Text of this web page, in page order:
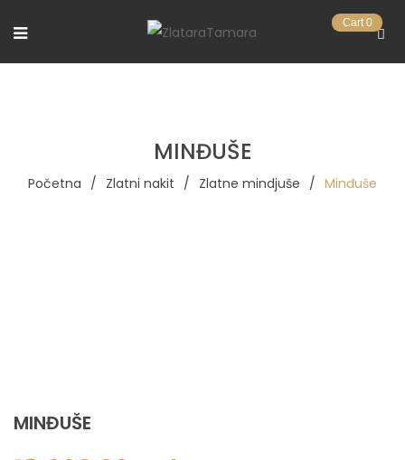
Cart 0
MINĐUŠE
Početna / Zlatni nakit / Zlatne mindjuše / Minđuše
MINĐUŠE